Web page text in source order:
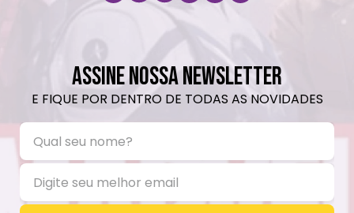
ASSINE NOSSA NEWSLETTER
E FIQUE POR DENTRO DE TODAS AS NOVIDADES